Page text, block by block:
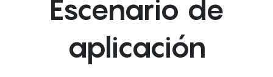
Escenario de
aplicación